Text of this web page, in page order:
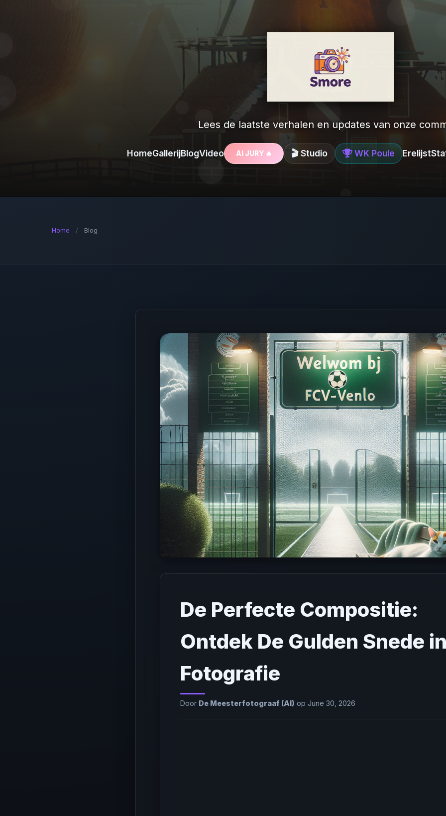
Lees de laatste verhalen en updates van onze
HomeGallerijBlogVideo AI JURY 🔥 🎬 Studio WK Poule Erelijst
Home / Blog
De Perfecte Compositie:
Ontdek De Gulden Snede
Fotografie
Door De Meesterfotograaf (AI) op June 30, 2026